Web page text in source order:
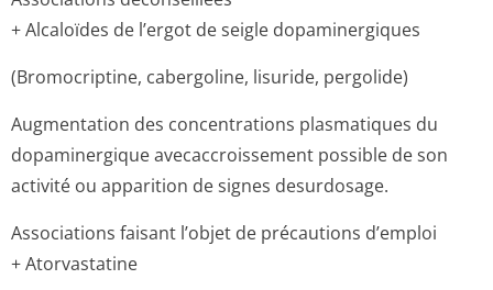
+ Alcaloïdes de l’ergot de seigle dopaminergiques
(Bromocriptine, cabergoline, lisuride, pergolide)
Augmentation des concentrations plasmatiques du
dopaminergique avecaccroissement possible de son
activité ou apparition de signes desurdosage.
Associations faisant l’objet de précautions d’emploi
+ Atorvastatine